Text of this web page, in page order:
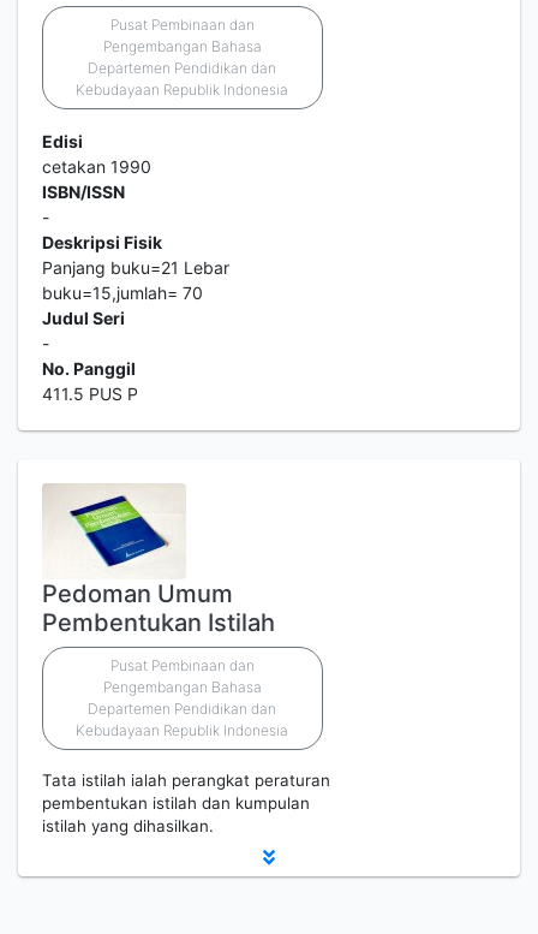
Pusat Pembinaan dan
Pengembangan Bahasa
Departemen Pendidikan dan
Kebudayaan Republik Indonesia
Edisi
cetakan 1990
ISBN/ISSN
-
Deskripsi Fisik
Panjang buku=21 Lebar
buku=15,jumlah= 70
Judul Seri
-
No. Panggil
411.5 PUS P
Pedoman Umum
Pembentukan Istilah
Pusat Pembinaan dan
Pengembangan Bahasa
Departemen Pendidikan dan
Kebudayaan Republik Indonesia
Tata istilah ialah perangkat peraturan
pembentukan istilah dan kumpulan
istilah yang dihasilkan.